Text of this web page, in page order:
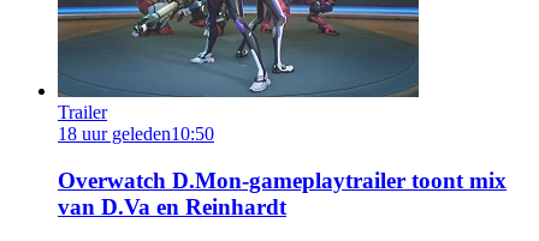
Trailer
18 uur geleden10:50
Overwatch D.Mon-gameplaytrailer toont mix
van D.Va en Reinhardt